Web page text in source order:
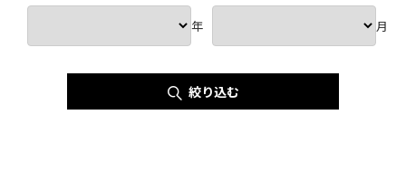
年 月
絞り込む